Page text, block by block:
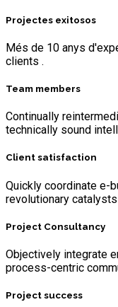
Projectes exitosos
Més de 10 anys
clients .
Team members
Continually
technically sound
Client satisfaction
Quickly coordinate e-
revolutionary
Project Consultancy
Objectively integrate
process-centric
Project success